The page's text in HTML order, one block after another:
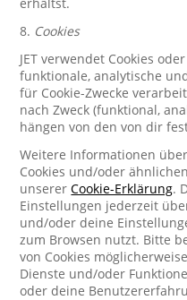
8. Cookies
JET verwendet Cookies
funktionale, analytische
für Cookie-Zwecke
nach Zweck (funktional,
hängen von den von dir
Weitere Informationen
Cookies und/oder
unsererCookie-Erklärung.
Einstellungen jederzeit
und/oder deine
zum Browsen nutzt. Bitte
von Cookies
Dienste und/oder
oder deine